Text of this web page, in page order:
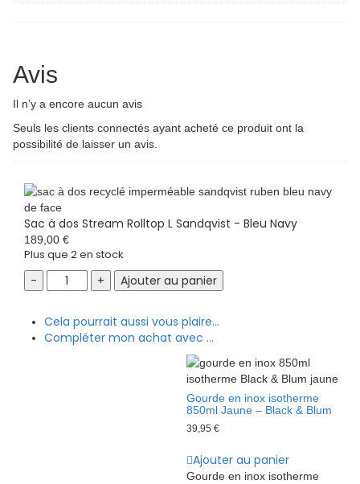
Avis
Il n’y a encore aucun avis
Seuls les clients connectés ayant acheté ce produit ont la
possibilité de laisser un avis.
Sac à dos Stream Rolltop L Sandqvist - Bleu Navy
189,00 €
Plus que 2 en stock
Sac
à
Stream
Rolltop
Ajouter au panier
Cela pourrait aussi vous plaire...
Compléter mon achat avec ...
Gourde en inox isotherme
850ml Jaune – Black & Blum
39,95€
Ajouter au panier
Gourde en inox isotherme